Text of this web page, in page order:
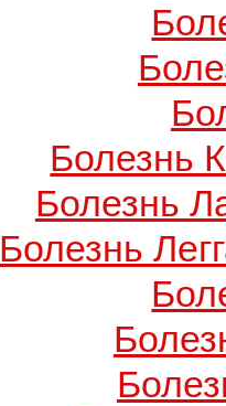
Болезнь
Болезнь
Болезнь